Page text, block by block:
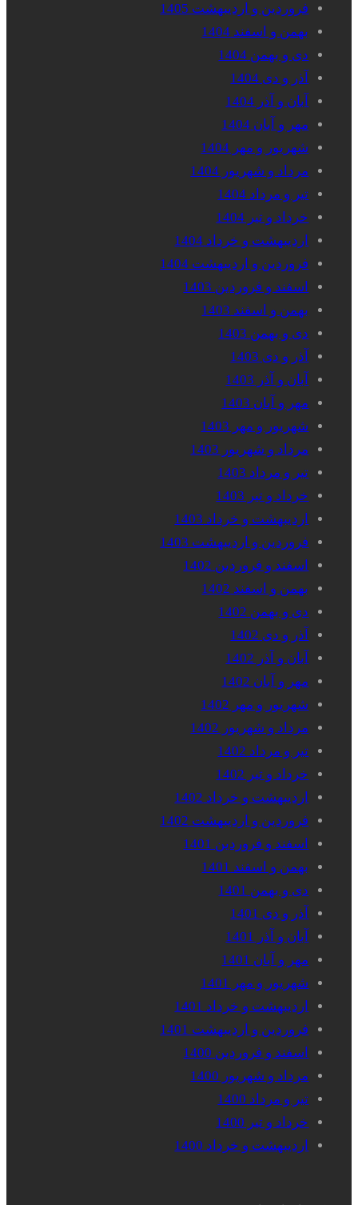
فروردین و اردیبهشت 1405
بهمن و اسفند 1404
دی و بهمن 1404
آذر و دی 1404
آبان و آذر 1404
مهر و آبان 1404
شهریور و مهر 1404
مرداد و شهریور 1404
تیر و مرداد 1404
خرداد و تیر 1404
اردیبهشت و خرداد 1404
فروردین و اردیبهشت 1404
اسفند و فروردین 1403
بهمن و اسفند 1403
دی و بهمن 1403
آذر و دی 1403
آبان و آذر 1403
مهر و آبان 1403
شهریور و مهر 1403
مرداد و شهریور 1403
تیر و مرداد 1403
خرداد و تیر 1403
اردیبهشت و خرداد 1403
فروردین و اردیبهشت 1403
اسفند و فروردین 1402
بهمن و اسفند 1402
دی و بهمن 1402
آذر و دی 1402
آبان و آذر 1402
مهر و آبان 1402
شهریور و مهر 1402
مرداد و شهریور 1402
تیر و مرداد 1402
خرداد و تیر 1402
اردیبهشت و خرداد 1402
فروردین و اردیبهشت 1402
اسفند و فروردین 1401
بهمن و اسفند 1401
دی و بهمن 1401
آذر و دی 1401
آبان و آذر 1401
مهر و آبان 1401
شهریور و مهر 1401
اردیبهشت و خرداد 1401
فروردین و اردیبهشت 1401
اسفند و فروردین 1400
مرداد و شهریور 1400
تیر و مرداد 1400
خرداد و تیر 1400
اردیبهشت و خرداد 1400